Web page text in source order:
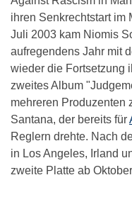
ihren Senkrechtstart im
Juli 2003 kam Niomis
aufregendens Jahr mit
wieder die Fortsetzung
zweites Album
mehreren Produzenten
Santana, der bereits für
Reglern drehte. Nach
in Los Angeles, Irland
zweite Platte ab